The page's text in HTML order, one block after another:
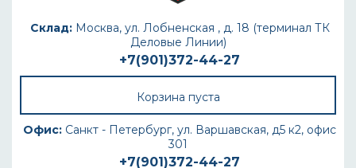
Склад:Москва, ул. Лобненская , д. 18 (терминал ТК
Деловые Линии)
+7(901)372-44-27
Корзина пуста
Офис: Санкт - Петербург, ул. Варшавская, д5 к2, офис
301
+7(901)372-44-27